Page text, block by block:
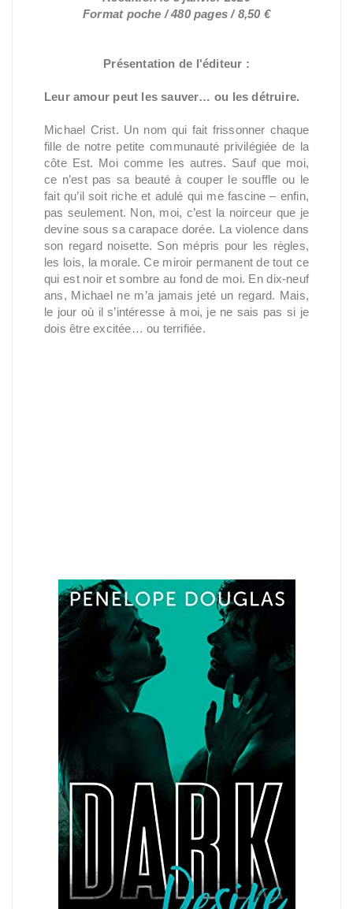
Format poche / 480 pages / 8,50 €
Présentation de l'éditeur :
Leur amour peut les sauver… ou les détruire.
Michael Crist. Un nom qui fait frissonner chaque
fille de notre petite communauté privilégiée de la
côte Est. Moi comme les autres. Sauf que moi,
ce n’est pas sa beauté à couper le souffle ou le
fait qu’il soit riche et adulé qui me fascine – enfin,
pas seulement. Non, moi, c’est la noirceur que je
devine sous sa carapace dorée. La violence dans
son regard noisette. Son mépris pour les règles,
les lois, la morale. Ce miroir permanent de tout ce
qui est noir et sombre au fond de moi. En dix-neuf
ans, Michael ne m’a jamais jeté un regard. Mais,
le jour où il s’intéresse à moi, je ne sais pas si je
dois être excitée… ou terrifiée.